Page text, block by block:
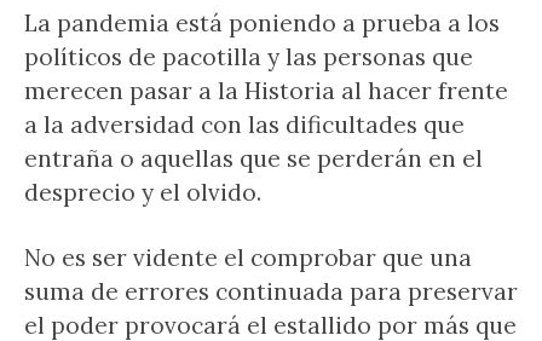
La pandemia está poniendo a prueba a los
políticos de pacotilla y las personas que
merecen pasar a la Historia al hacer frente
a la adversidad con las dificultades que
entraña o aquellas que se perderán en el
desprecio y el olvido.
No es ser vidente el comprobar que una
suma de errores continuada para preservar
el poder provocará el estallido por más que